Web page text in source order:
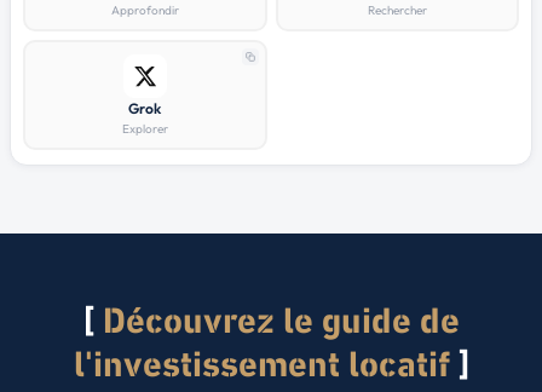
Approfondir Rechercher
Grok
Explorer
Découvrez le guide de
l'investissement locatif